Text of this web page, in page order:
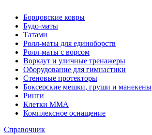
Борцовские ковры
Будо-маты
Татами
Ролл-маты для единоборств
Ролл-маты с ворсом
Воркаут и уличные тренажеры
Оборудование для гимнастики
Стеновые протекторы
Боксерские мешки, груши и манекены
Ринги
Клетки ММА
Комплексное оснащение
Справочник